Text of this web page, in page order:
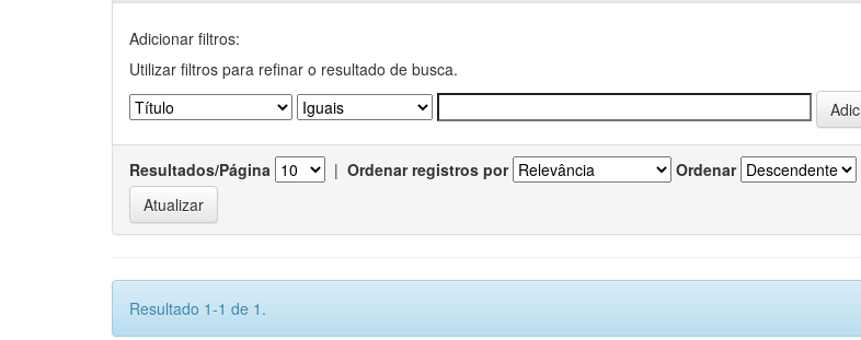
Adicionar filtros:
Utilizar filtros para refinar o resultado de busca.
Resultados/Página | Ordenar registros por Ordenar
Resultado 1-1 de 1.